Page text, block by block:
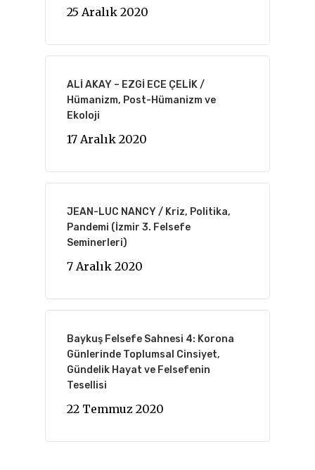
25 Aralık 2020
ALİ AKAY – EZGİ ECE ÇELİK /
Hümanizm, Post-Hümanizm ve
Ekoloji
17 Aralık 2020
JEAN-LUC NANCY / Kriz, Politika,
Pandemi (İzmir 3. Felsefe
Seminerleri)
7 Aralık 2020
Baykuş Felsefe Sahnesi 4: Korona
Günlerinde Toplumsal Cinsiyet,
Gündelik Hayat ve Felsefenin
Tesellisi
22 Temmuz 2020